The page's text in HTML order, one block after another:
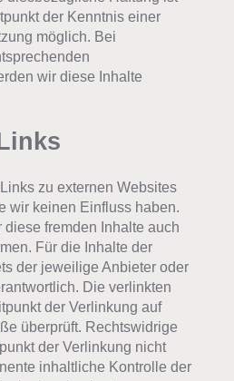
der Kenntnis einer
möglich. Bei
wir diese Inhalte
zu externen Websites
wir keinen Einfluss haben.
fremden Inhalte auch
Für die Inhalte der
der jeweilige Anbieter oder
Die verlinkten
der Verlinkung auf
überprüft. Rechtswidrige
der Verlinkung nicht
inhaltliche Kontrolle der